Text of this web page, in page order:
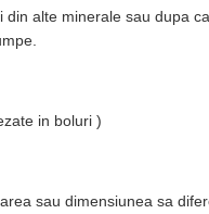
alte minerale sau dupa
in boluri )
sau dimensiunea sa